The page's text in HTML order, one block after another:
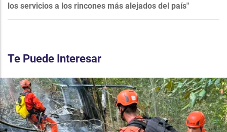
los servicios a los rincones más alejados del país"
Te Puede Interesar